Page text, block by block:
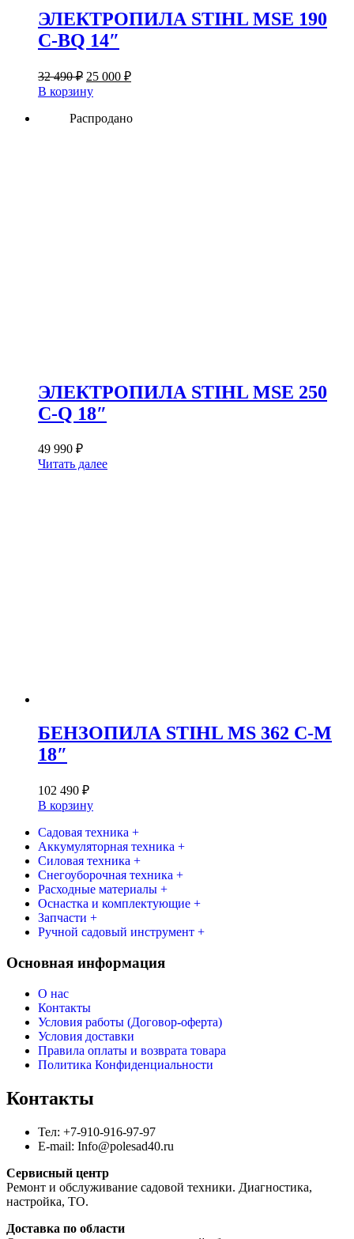
ЭЛЕКТРОПИЛА STIHL MSE 190
C-BQ 14″
32 490₽ Первоначальная
цена
составляла
32
25 000 ₽Текущая
000 ₽.
В корзину
Распродано
ЭЛЕКТРОПИЛА STIHL MSE 250
C-Q 18″
49 990 ₽
Читать далее
БЕНЗОПИЛА STIHL MS 362 C-M
18″
102 490 ₽
В корзину
Садовая техника +
Аккумуляторная техника +
Силовая техника +
Снегоуборочная техника +
Расходные материалы +
Оснастка и комплектующие +
Запчасти +
Ручной садовый инструмент +
Основная информация
О нас
Контакты
Условия работы (Договор-оферта)
Условия доставки
Правила оплаты и возврата товара
Политика Конфиденциальности
Контакты
Тел: +7-910-916-97-97
E-mail: Info@polesad40.ru
Сервисный центр
Ремонт и обслуживание садовой техники. Диагностика,
настройка, ТО.
Доставка по области